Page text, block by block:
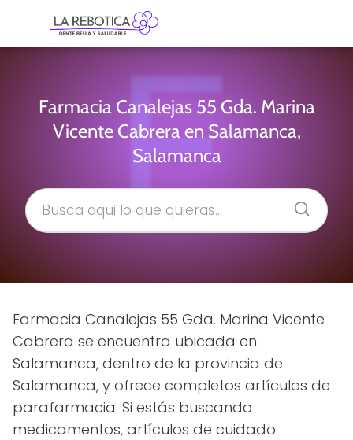
Farmacia Canalejas 55 Gda. Marina
Vicente Cabrera en Salamanca,
Salamanca
Farmacia Canalejas 55 Gda. Marina Vicente
Cabrera se encuentra ubicada en
Salamanca, dentro de la provincia de
Salamanca, y ofrece completos artículos de
parafarmacia. Si estás buscando
medicamentos, artículos de cuidado